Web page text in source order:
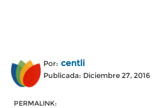
Por: centli
Publicada: Diciembre 27, 2016
PERMALINK: